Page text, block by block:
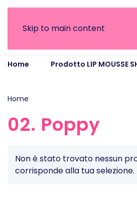
Skip to main content
Home Prodotto LIP MOUSSE
Home
02. Poppy
Non è stato trovato nessun
corrisponde alla tua selezione.